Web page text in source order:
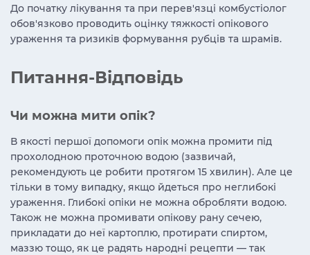
До початку лікування та при перев'язці комбустіолог
обов'язково проводить оцінку тяжкості опікового
ураження та ризиків формування рубців та шрамів.
Питання-Відповідь
Чи можна мити опік?
В якості першої допомоги опік можна промити під
прохолодною проточною водою (зазвичай,
рекомендують це робити протягом 15 хвилин). Але це
тільки в тому випадку, якщо йдеться про неглибокі
ураження. Глибокі опіки не можна обробляти водою.
Також не можна промивати опікову рану сечею,
прикладати до неї картоплю, протирати спиртом,
маззю тощо, як це радять народні рецепти — так